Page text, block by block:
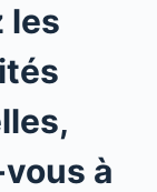
les
à